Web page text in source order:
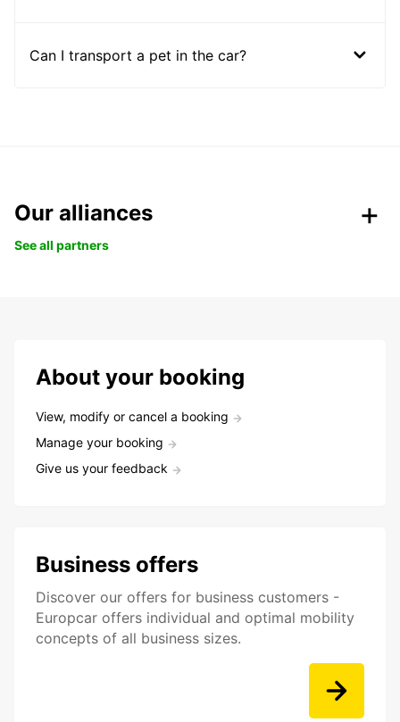
Can I transport a pet in the car?
Our alliances
See all partners
About your booking
View, modify or cancel a booking
Manage your booking
Give us your feedback
Business offers
Discover our offers for business customers -
Europcar offers individual and optimal mobility
concepts of all business sizes.